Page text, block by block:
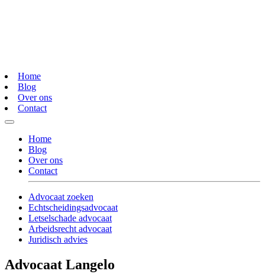
Home
Blog
Over ons
Contact
Home
Blog
Over ons
Contact
Advocaat zoeken
Echtscheidingsadvocaat
Letselschade advocaat
Arbeidsrecht advocaat
Juridisch advies
Advocaat Langelo